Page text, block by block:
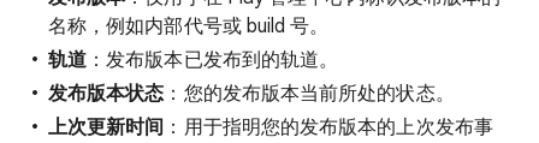
名称，例如内部代号或 build 号。
轨道 ：发布版本已发布到的轨道。
发布版本状态 ：您的发布版本当前所处的状态。
上次更新时间 ：用于指明您的发布版本的上次发布事